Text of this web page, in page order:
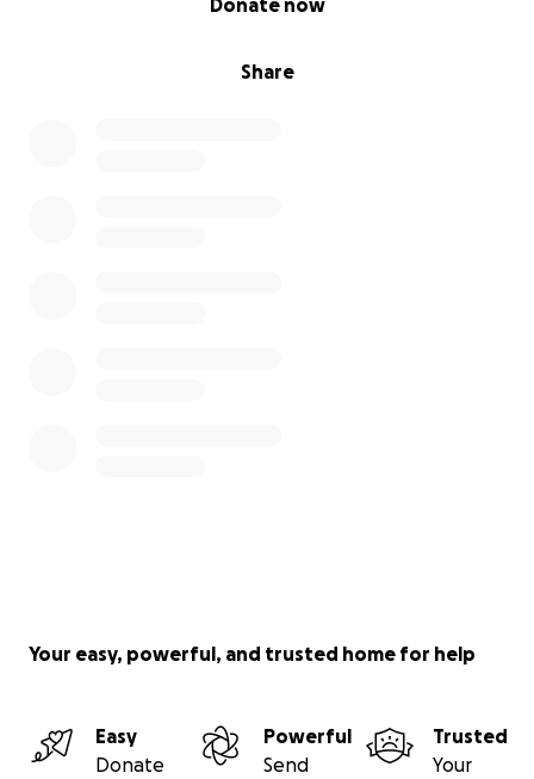
Share
Donate now
Your easy, powerful, and trusted home for help
Easy
Donate
Powerful
Send
Trusted
Your